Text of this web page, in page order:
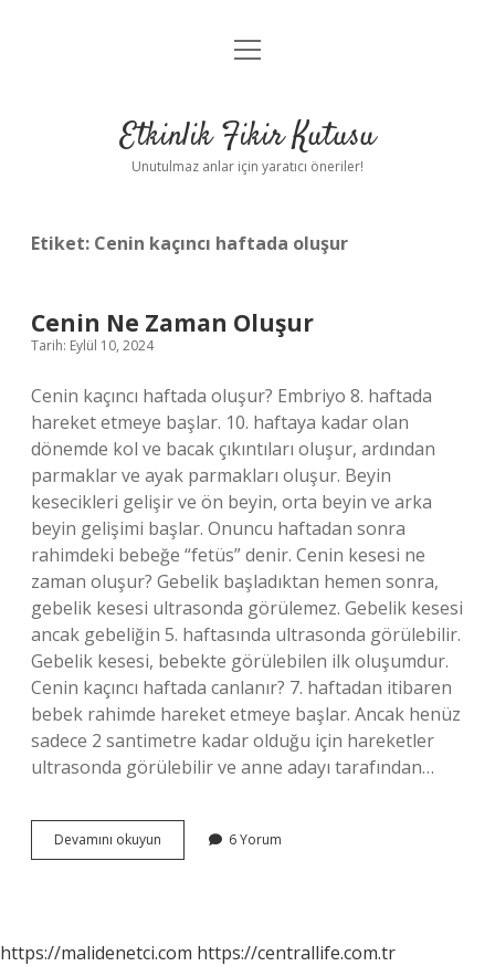
Anasayfa
Yasal Uyarı
menüyü
Etkinlik Fikir Kutusu
Unutulmaz anlar için yaratıcı öneriler!
Etiket: Cenin kaçıncı haftada oluşur
Cenin Ne Zaman Oluşur
Tarih: Eylül 10, 2024
Cenin kaçıncı haftada oluşur? Embriyo 8. haftada
hareket etmeye başlar. 10. haftaya kadar olan
dönemde kol ve bacak çıkıntıları oluşur, ardından
parmaklar ve ayak parmakları oluşur. Beyin
kesecikleri gelişir ve ön beyin, orta beyin ve arka
beyin gelişimi başlar. Onuncu haftadan sonra
rahimdeki bebeğe “fetüs” denir. Cenin kesesi ne
zaman oluşur? Gebelik başladıktan hemen sonra,
gebelik kesesi ultrasonda görülemez. Gebelik kesesi
ancak gebeliğin 5. haftasında ultrasonda görülebilir.
Gebelik kesesi, bebekte görülebilen ilk oluşumdur.
Cenin kaçıncı haftada canlanır? 7. haftadan itibaren
bebek rahimde hareket etmeye başlar. Ancak henüz
sadece 2 santimetre kadar olduğu için hareketler
ultrasonda görülebilir ve anne adayı tarafından…
Devamını okuyun
Ne
6 Yorum
https://malidenetci.com https://centrallife.com.tr